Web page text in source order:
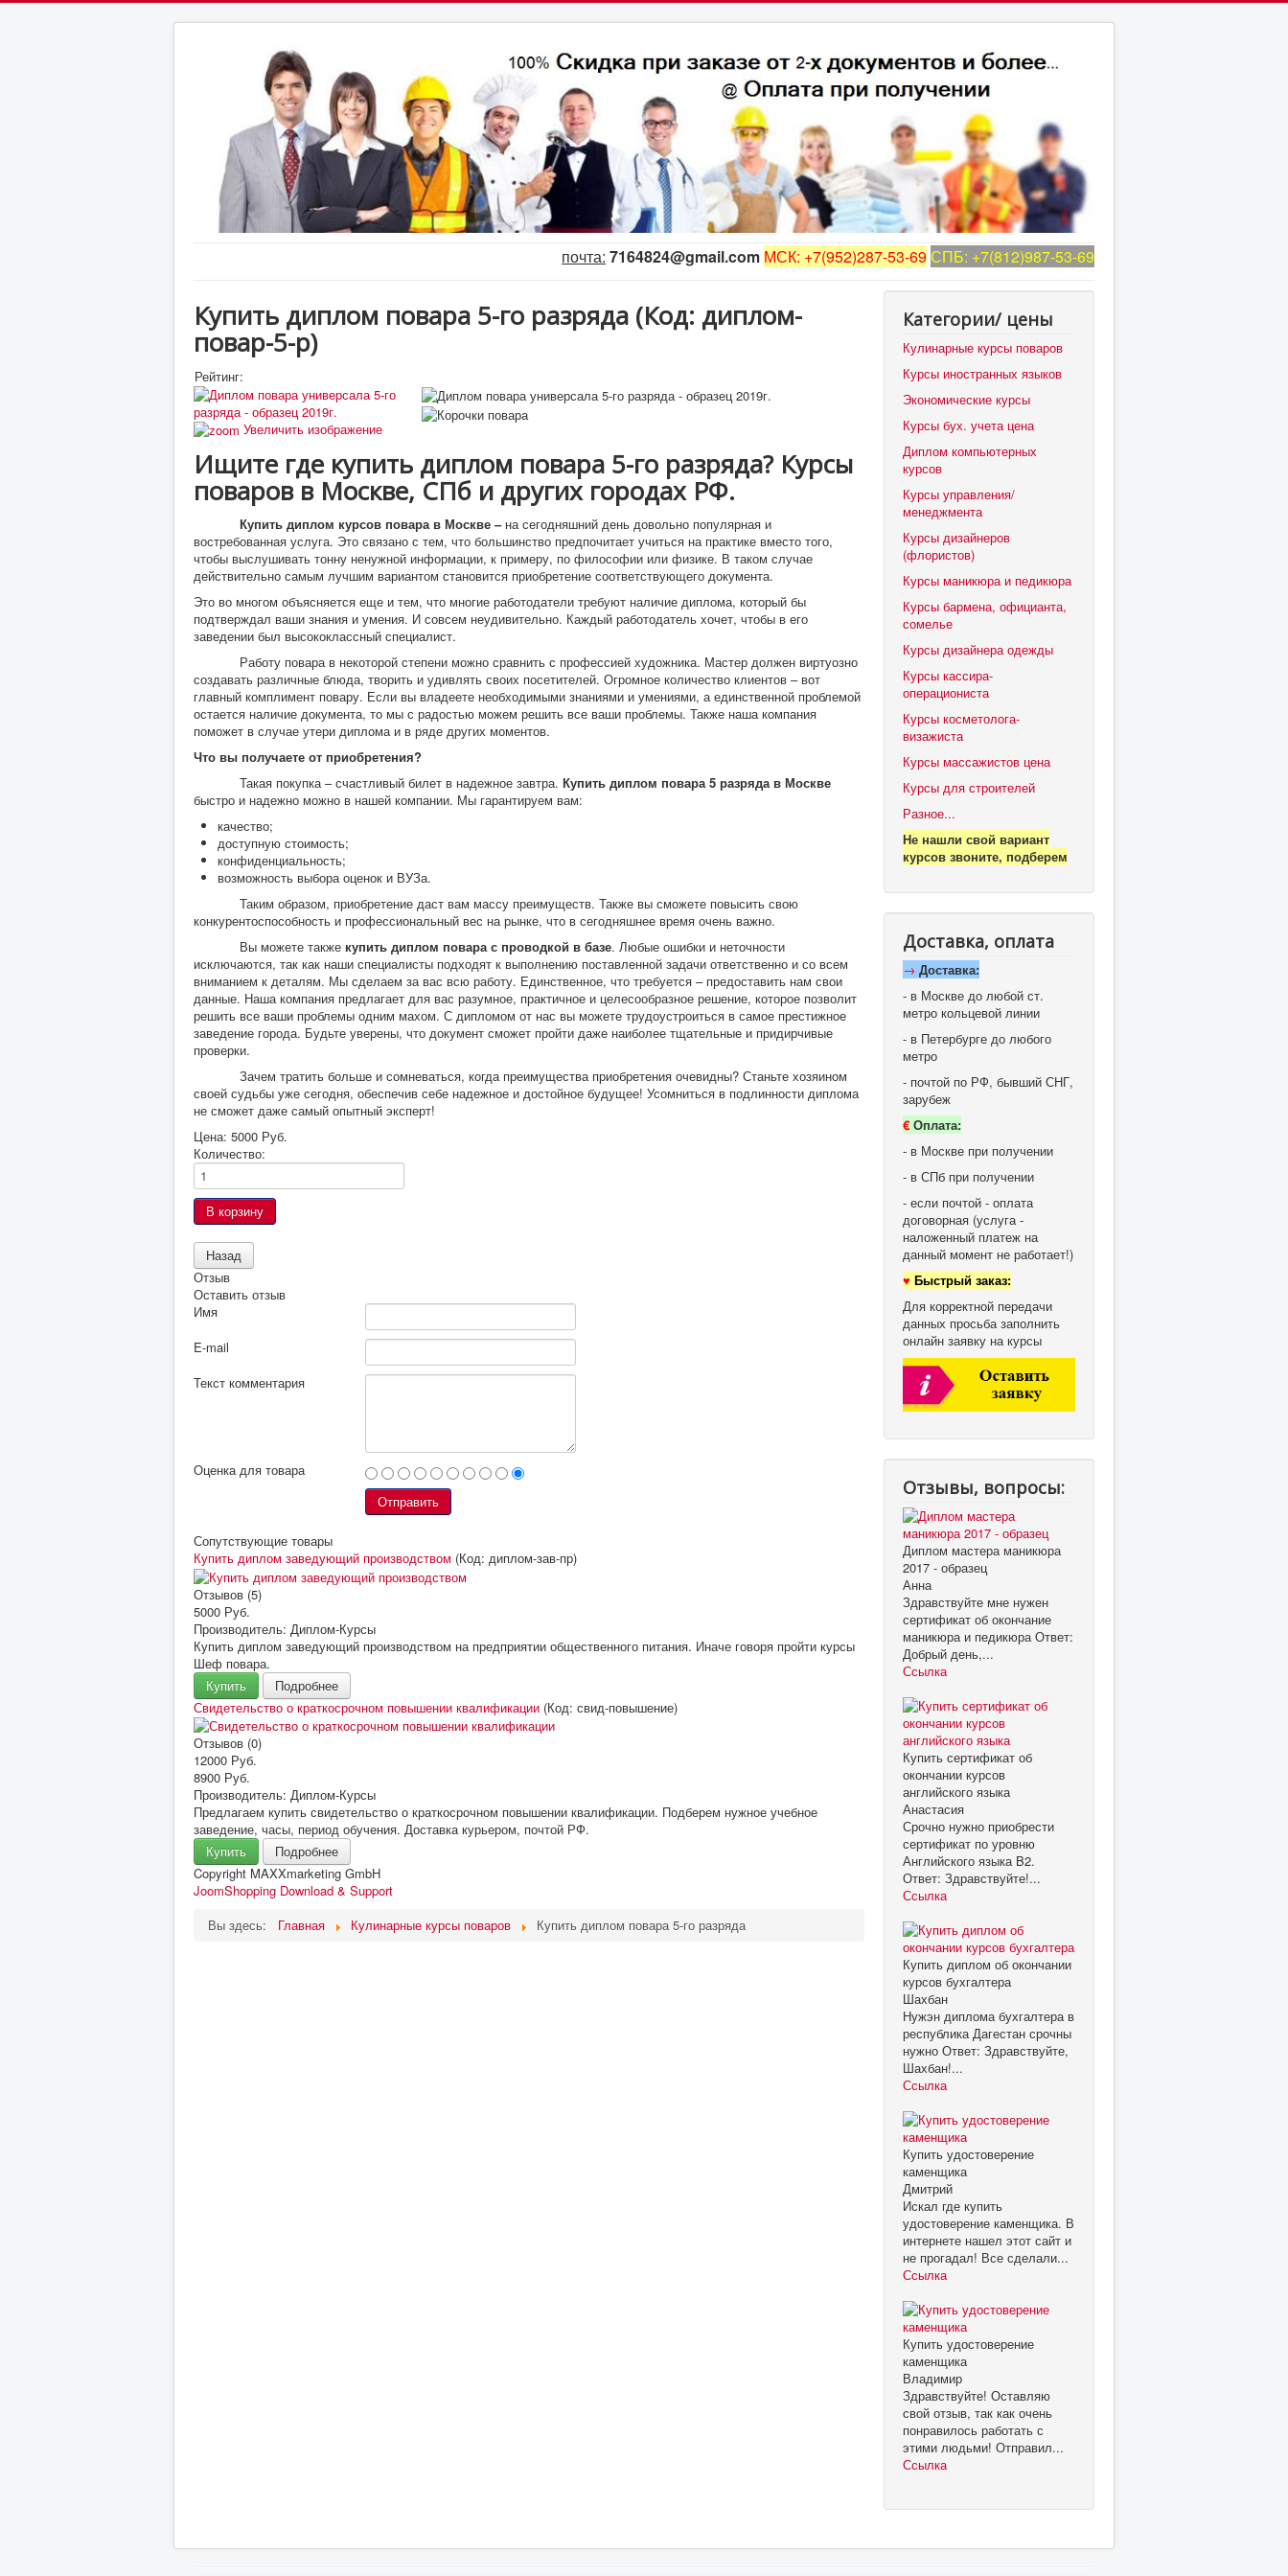
почта: 7164824@gmail.com МСК: +7(952)287-53-69СПБ: +7(812)987-53-69
Купить диплом повара 5-го разряда (Код: диплом-
повар-5-р)
Рейтинг:
Увеличить изображение
Ищите где купить диплом повара 5-го разряда? Курсы
поваров в Москве, СПб и других городах РФ.
Купить диплом курсов повара в Москве –на сегодняшний день довольно популярная и
востребованная услуга. Это связано с тем, что большинство предпочитает учиться на практике вместо того,
чтобы выслушивать тонну ненужной информации, к примеру, по философии или физике. В таком случае
действительно самым лучшим вариантом становится приобретение соответствующего документа.
Это во многом объясняется еще и тем, что многие работодатели требуют наличие диплома, который бы
подтверждал ваши знания и умения. И совсем неудивительно. Каждый работодатель хочет, чтобы в его
заведении был высококлассный специалист.
Работу повара в некоторой степени можно сравнить с профессией художника. Мастер должен виртуозно
создавать различные блюда, творить и удивлять своих посетителей. Огромное количество клиентов – вот
главный комплимент повару. Если вы владеете необходимыми знаниями и умениями, а единственной проблемой
остается наличие документа, то мы с радостью можем решить все ваши проблемы. Также наша компания
поможет в случае утери диплома и в ряде других моментов.
Что вы получаете от приобретения?
Такая покупка – счастливый билет в надежное завтра. Купить диплом повара 5 разряда в Москве
быстро и надежно можно в нашей компании. Мы гарантируем вам:
качество;
доступную стоимость;
конфиденциальность;
возможность выбора оценок и ВУЗа.
Таким образом, приобретение даст вам массу преимуществ. Также вы сможете повысить свою
конкурентоспособность и профессиональный вес на рынке, что в сегодняшнее время очень важно.
Вы можете также купить диплом повара с проводкой в базе. Любые ошибки и неточности
исключаются, так как наши специалисты подходят к выполнению поставленной задачи ответственно и со всем
вниманием к деталям. Мы сделаем за вас всю работу. Единственное, что требуется – предоставить нам свои
данные. Наша компания предлагает для вас разумное, практичное и целесообразное решение, которое позволит
решить все ваши проблемы одним махом. С дипломом от нас вы можете трудоустроиться в самое престижное
заведение города. Будьте уверены, что документ сможет пройти даже наиболее тщательные и придирчивые
проверки.
Зачем тратить больше и сомневаться, когда преимущества приобретения очевидны? Станьте хозяином
своей судьбы уже сегодня, обеспечив себе надежное и достойное будущее! Усомниться в подлинности диплома
не сможет даже самый опытный эксперт!
Цена: 5000 Руб.
Количество:
Отзыв
Оставить отзыв
Имя
E-mail
Текст комментария
Оценка для товара
Сопутствующие товары
Купить диплом заведующий производством (Код: диплом-зав-пр)
Отзывов (5)
5000 Руб.
Производитель: Диплом-Курсы
Купить диплом заведующий производством на предприятии общественного питания. Иначе говоря пройти курсы
Шеф повара.
Купить
Подробнее
Свидетельство о краткосрочном повышении квалификации (Код: свид-повышение)
Отзывов (0)
12000 Руб.
8900 Руб.
Производитель: Диплом-Курсы
Предлагаем купить свидетельство о краткосрочном повышении квалификации. Подберем нужное учебное
заведение, часы, период обучения. Доставка курьером, почтой РФ.
Купить
Подробнее
Copyright MAXXmarketing GmbH
JoomShopping Download & Support
Вы здесь:
Главная Кулинарные курсы поваров Купить диплом повара 5-го разряда
Категории/ цены
Кулинарные курсы поваров
Курсы иностранных языков
Экономические курсы
Курсы бух. учета цена
Диплом компьютерных
курсов
Курсы управления/
менеджмента
Курсы дизайнеров
(флористов)
Курсы маникюра и педикюра
Курсы бармена, официанта,
сомелье
Курсы дизайнера одежды
Курсы кассира-
операциониста
Курсы косметолога-
визажиста
Курсы массажистов цена
Курсы для строителей
Разное...
Не нашли свой вариант
курсов звоните, подберем
Доставка, оплата
→ Доставка:
- в Москве до любой ст.
метро кольцевой линии
- в Петербурге до любого
метро
- почтой по РФ, бывший СНГ,
зарубеж
€Оплата:
- в Москве при получении
- в СПб при получении
- если почтой - оплата
договорная (услуга -
наложенный платеж на
данный момент не работает!)
♥ Быстрый заказ:
Для корректной передачи
данных просьба заполнить
онлайн заявку на курсы
Отзывы, вопросы:
Диплом мастера маникюра
2017 - образец
Анна
Здравствуйте мне нужен
сертификат об окончание
маникюра и педикюра Ответ:
Добрый день,...
Ссылка
Купить сертификат об
окончании курсов
английского языка
Анастасия
Срочно нужно приобрести
сертификат по уровню
Английского языка B2.
Ответ: Здравствуйте!...
Ссылка
Купить диплом об окончании
курсов бухгалтера
Шахбан
Нужэн диплома бухгалтера в
республика Дагестан срочны
нужно Ответ: Здравствуйте,
Шахбан!...
Ссылка
Купить удостоверение
каменщика
Дмитрий
Искал где купить
удостоверение каменщика. В
интернете нашел этот сайт и
не прогадал! Все сделали...
Ссылка
Купить удостоверение
каменщика
Владимир
Здравствуйте! Оставляю
свой отзыв, так как очень
понравилось работать с
этими людьми! Отправил...
Ссылка